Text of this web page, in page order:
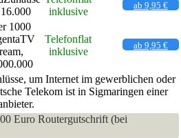
inklusive
ab 9,95 €
1000
Telefonflat
inklusive
ab 9,95 €
um Internet im gewerblichen oder
Telekom ist in Sigmaringen einer
Euro Routergutschrift (bei